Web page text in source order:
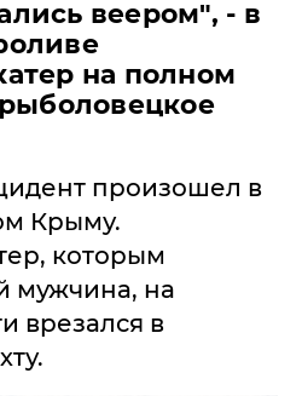
веером", - в
на полном
произошел в
Крыму.
которым
мужчина, на
врезался в